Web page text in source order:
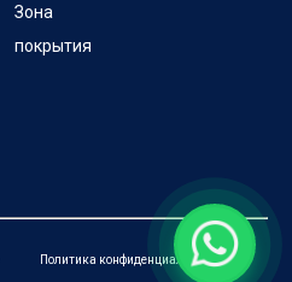
Зона
покрытия
Политика конфиденциальности